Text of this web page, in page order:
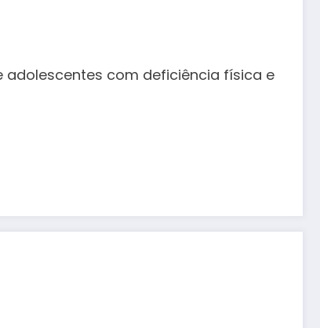
adolescentes com deficiência física e